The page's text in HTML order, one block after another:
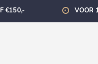
€150,- VOOR